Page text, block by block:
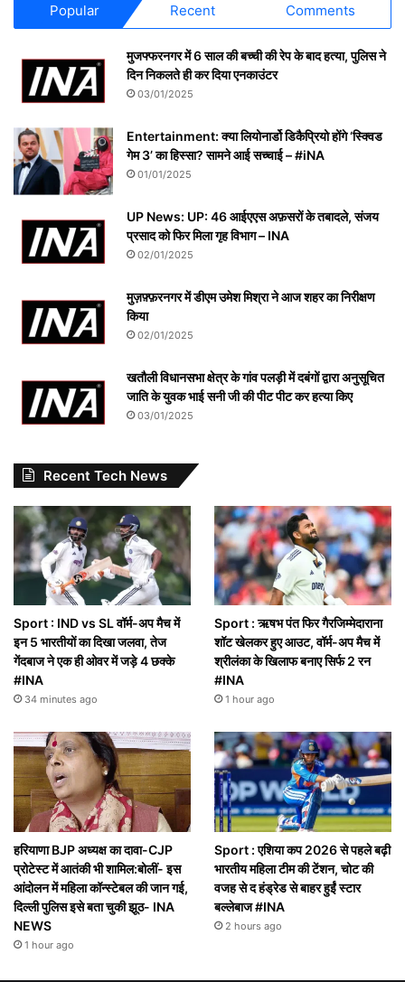
Popular Recent Comments
मुजफ्फरनगर में 6 साल की बच्ची की रेप के बाद हत्या, पुलिस ने
दिन निकलते ही कर दिया एनकाउंटर
03/01/2025
Entertainment: क्या लियोनार्डो डिकैप्रियो होंगे ‘स्क्विड
गेम 3’ का हिस्सा? सामने आई सच्चाई – #iNA
01/01/2025
UP News: UP: 46 आईएएस अफ़सरों के तबादले, संजय
प्रसाद को फिर मिला गृह विभाग – INA
02/01/2025
मुज़फ़्फ़रनगर में डीएम उमेश मिश्रा ने आज शहर का निरीक्षण
किया
02/01/2025
खतौली विधानसभा क्षेत्र के गांव पलड़ी में दबंगों द्वारा अनुसूचित
जाति के युवक भाई सनी जी की पीट पीट कर हत्या किए
03/01/2025
Recent Tech News
Sport : IND vs SL वॉर्म-अप मैच में
इन 5 भारतीयों का दिखा जलवा, तेज
गेंदबाज ने एक ही ओवर में जड़े 4 छक्के
#INA
34 minutes ago
Sport : ऋषभ पंत फिर गैरजिम्मेदाराना
शॉट खेलकर हुए आउट, वॉर्म-अप मैच में
श्रीलंका के खिलाफ बनाए सिर्फ 2 रन
#INA
1 hour ago
हरियाणा BJP अध्यक्ष का दावा-CJP
प्रोटेस्ट में आतंकी भी शामिल:बोलीं- इस
आंदोलन में महिला कॉन्स्टेबल की जान गई,
दिल्ली पुलिस इसे बता चुकी झूठ- INA
NEWS
1 hour ago
Sport : एशिया कप 2026 से पहले बढ़ी
भारतीय महिला टीम की टेंशन, चोट की
वजह से द हंड्रेड से बाहर हुईं स्टार
बल्लेबाज #INA
2 hours ago